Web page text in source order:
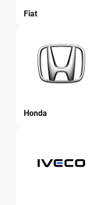
Fiat
Honda